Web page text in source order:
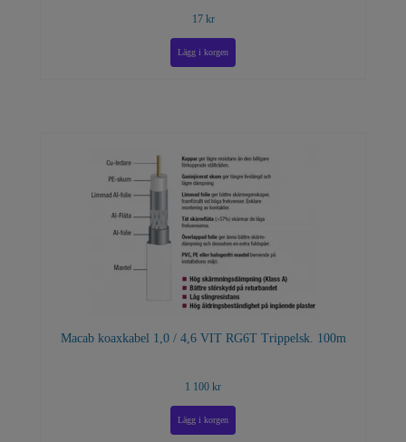
17 kr
Macab koaxkabel 1,0 / 4,6 VIT RG6T Trippelsk. 100m
1 100 kr